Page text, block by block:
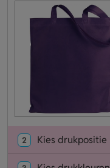
2 Kies drukpositie